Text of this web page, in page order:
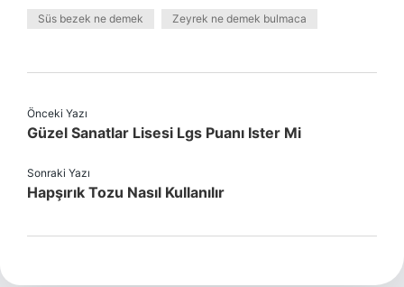
Süs bezek ne demek Zeyrek ne demek bulmaca
Önceki Yazı
Güzel Sanatlar Lisesi Lgs Puanı Ister Mi
Sonraki Yazı
Hapşırık Tozu Nasıl Kullanılır